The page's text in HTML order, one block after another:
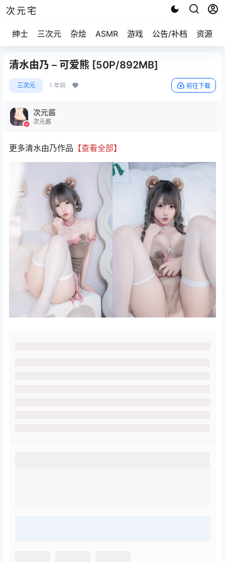
次元宅
绅士 三次元 杂烩 ASMR 游戏 公告/补档 资源求
清水由乃 – 可爱熊 [50P/892MB]
三次元 1 年前 前往下载
次元酱
次元酱
更多清水由乃作品 【查看全部】